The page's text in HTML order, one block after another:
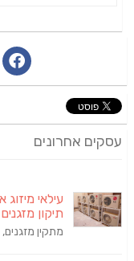
אחרונים
עילאי מיזוג
תיקון מזגנים
מתקין מזגנים,